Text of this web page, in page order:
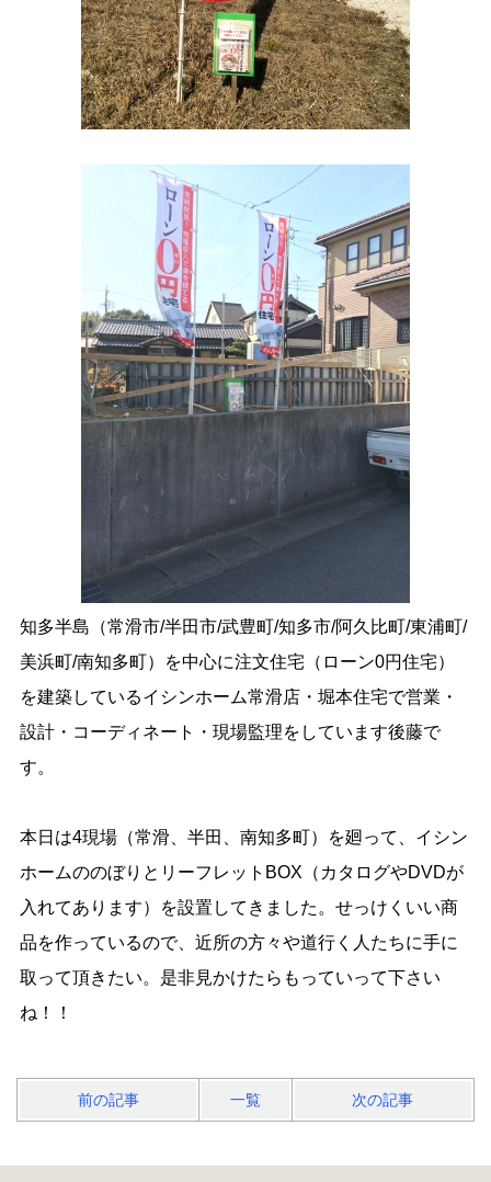
知多半島（常滑市/半田市/武豊町/知多市/阿久比町/東浦町/
美浜町/南知多町）を中心に注文住宅（ローン0円住宅）
を建築しているイシンホーム常滑店・堀本住宅で営業・
設計・コーディネート・現場監理をしています後藤で
す。
本日は4現場（常滑、半田、南知多町）を廻って、イシン
ホームののぼりとリーフレットBOX（カタログやDVDが
入れてあります）を設置してきました。せっけくいい商
品を作っているので、近所の方々や道行く人たちに手に
取って頂きたい。是非見かけたらもっていって下さい
ね！！
前の記事 一覧 次の記事